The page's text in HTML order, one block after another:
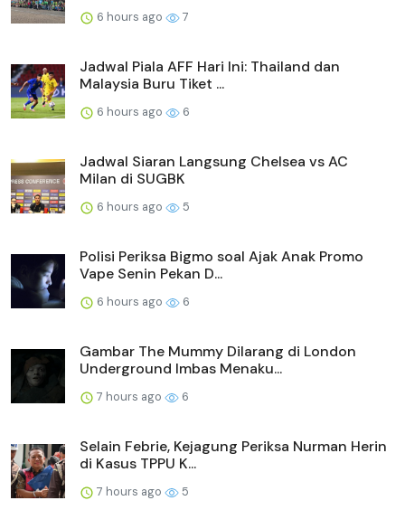
6 hours ago 7
Jadwal Piala AFF Hari Ini: Thailand dan
Malaysia Buru Tiket ...
6 hours ago 6
Jadwal Siaran Langsung Chelsea vs AC
Milan di SUGBK
6 hours ago 5
Polisi Periksa Bigmo soal Ajak Anak Promo
Vape Senin Pekan D...
6 hours ago 6
Gambar The Mummy Dilarang di London
Underground Imbas Menaku...
7 hours ago 6
Selain Febrie, Kejagung Periksa Nurman Herin
di Kasus TPPU K...
7 hours ago 5